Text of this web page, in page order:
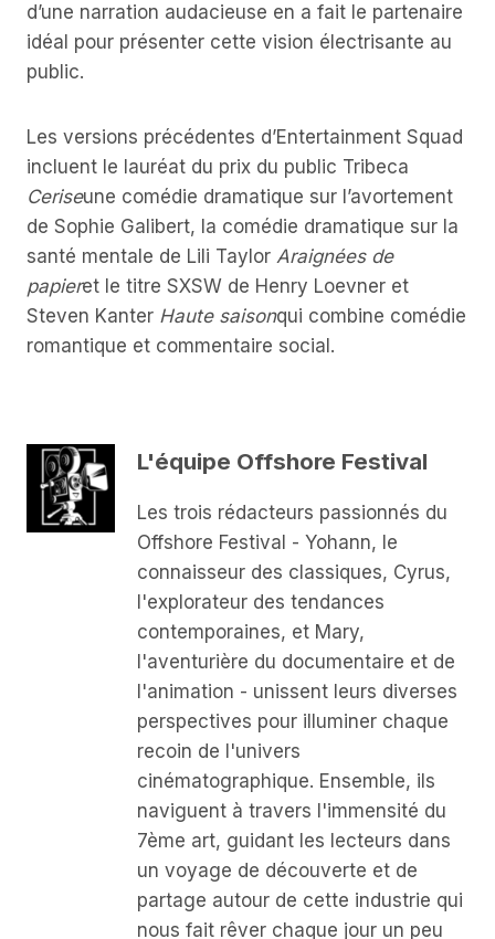
d’une narration audacieuse en a fait le partenaire
idéal pour présenter cette vision électrisante au
public.
Les versions précédentes d’Entertainment Squad
incluent le lauréat du prix du public Tribeca
Ceriseune comédie dramatique sur l’avortement
de Sophie Galibert, la comédie dramatique sur la
santé mentale de Lili Taylor Araignées de
papieret le titre SXSW de Henry Loevner et
Steven Kanter Haute saisonqui combine comédie
romantique et commentaire social.
L'équipe Offshore Festival
Les trois rédacteurs passionnés du
Offshore Festival - Yohann, le
connaisseur des classiques, Cyrus,
l'explorateur des tendances
contemporaines, et Mary,
l'aventurière du documentaire et de
l'animation - unissent leurs diverses
perspectives pour illuminer chaque
recoin de l'univers
cinématographique. Ensemble, ils
naviguent à travers l'immensité du
7ème art, guidant les lecteurs dans
un voyage de découverte et de
partage autour de cette industrie qui
nous fait rêver chaque jour un peu